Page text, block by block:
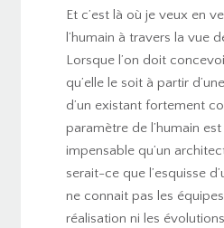
Et c’est là où je veux en
l’humain à travers la vue
Lorsque l’on doit
qu’elle le soit à partir
d’un existant fortement
paramètre de l’humain
impensable qu’un
serait-ce que l’esquisse
ne connait pas les
réalisation ni les